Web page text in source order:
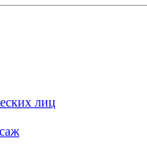
лиц